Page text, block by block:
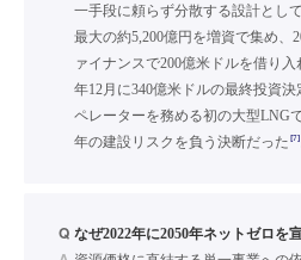
一手段に頼らず分散する設計とし
最大の約5,200億円を増資で集め、
ァイナンスで200億米ドルを借り
年12月に340億米ドルの最終投資
ペレーターを務める初の大型LNG
年の建設リスクを負う決断だった [7]
Q なぜ2022年に2050年ネットゼロを